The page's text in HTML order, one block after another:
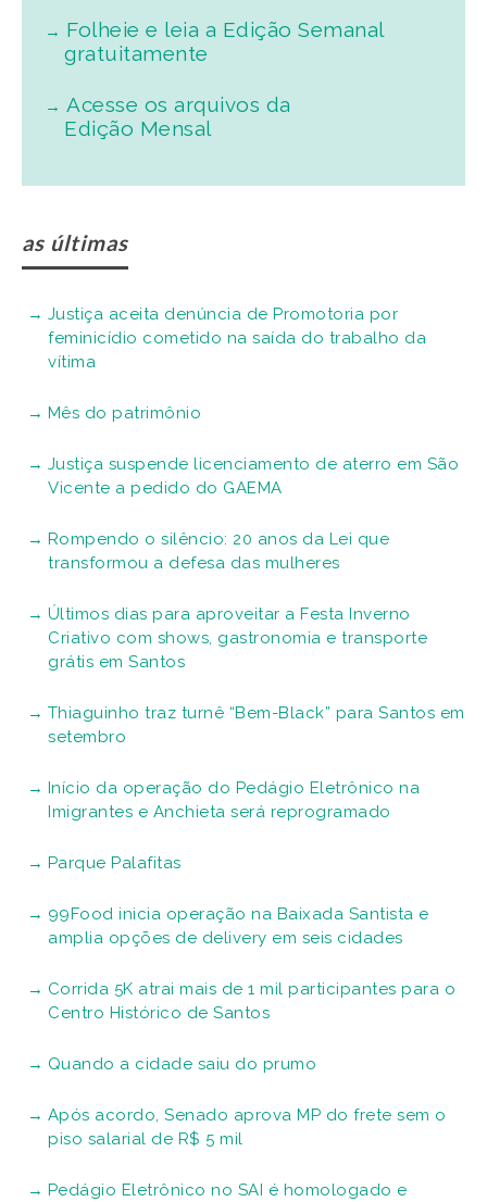
Folheie e leia a Edição Semanal
gratuitamente
Acesse os arquivos da
Edição Mensal
as últimas
Justiça aceita denúncia de Promotoria por
feminicídio cometido na saída do trabalho da
vítima
Mês do patrimônio
Justiça suspende licenciamento de aterro em São
Vicente a pedido do GAEMA
Rompendo o silêncio: 20 anos da Lei que
transformou a defesa das mulheres
Últimos dias para aproveitar a Festa Inverno
Criativo com shows, gastronomia e transporte
grátis em Santos
Thiaguinho traz turnê “Bem-Black” para Santos em
setembro
Início da operação do Pedágio Eletrônico na
Imigrantes e Anchieta será reprogramado
Parque Palafitas
99Food inicia operação na Baixada Santista e
amplia opções de delivery em seis cidades
Corrida 5K atrai mais de 1 mil participantes para o
Centro Histórico de Santos
Quando a cidade saiu do prumo
Após acordo, Senado aprova MP do frete sem o
piso salarial de R$ 5 mil
Pedágio Eletrônico no SAI é homologado e